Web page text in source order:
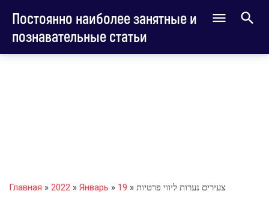
Постоянно наиболее занятные и
познавательные статьи
Главная » 2022 » Январь » 19 » צעירים נערות ליווי פרטיות